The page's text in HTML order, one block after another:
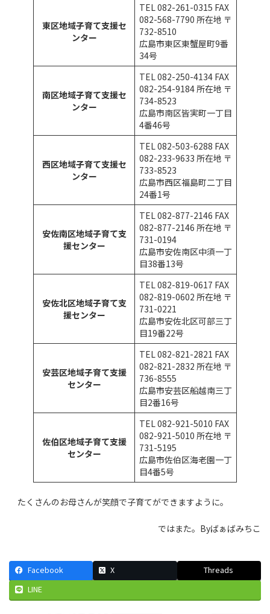
東区地域子育て支援セ
ンター
TEL 082-261-0315 FAX
082-568-7790 所在地 〒
732-8510
広島市東区東蟹屋町9番
34号
南区地域子育て支援セ
ンター
TEL 082-250-4134 FAX
082-254-9184 所在地 〒
734-8523
広島市南区皆実町一丁目
4番46号
西区地域子育て支援セ
ンター
TEL 082-503-6288 FAX
082-233-9633 所在地 〒
733-8523
広島市西区福島町二丁目
24番1号
安佐南区地域子育て支
援センター
TEL 082-877-2146 FAX
082-877-2146 所在地 〒
731-0194
広島市安佐南区中須一丁
目38番13号
安佐北区地域子育て支
援センター
TEL 082-819-0617 FAX
082-819-0602 所在地 〒
731-0221
広島市安佐北区可部三丁
目19番22号
安芸区地域子育て支援
センター
TEL 082-821-2821 FAX
082-821-2832 所在地 〒
736-8555
広島市安芸区船越南三丁
目2番16号
佐伯区地域子育て支援
センター
TEL 082-921-5010 FAX
082-921-5010 所在地 〒
731-5195
広島市佐伯区海老園一丁
目4番5号
たくさんのお母さんが笑顔で子育てができますように。
ではまた。Byばぁばみちこ
Facebook X
Threads
LINE